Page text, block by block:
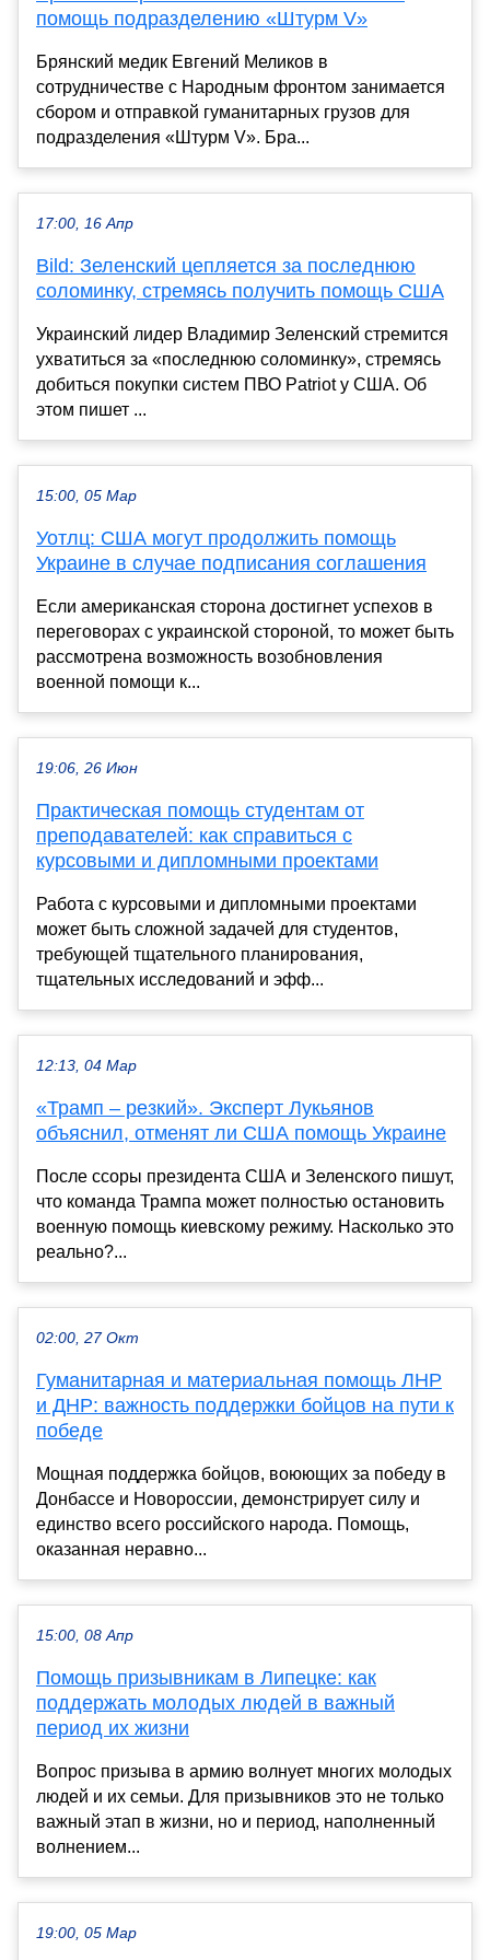
помощь подразделению «Штурм V»
Брянский медик Евгений Меликов в
сотрудничестве с Народным фронтом занимается
сбором и отправкой гуманитарных грузов для
подразделения «Штурм V». Бра...
17:00, 16 Апр
Bild: Зеленский цепляется за последнюю
соломинку, стремясь получить помощь США
Украинский лидер Владимир Зеленский стремится
ухватиться за «последнюю соломинку», стремясь
добиться покупки систем ПВО Patriot у США. Об
этом пишет ...
15:00, 05 Мар
Уотлц: США могут продолжить помощь
Украине в случае подписания соглашения
Если американская сторона достигнет успехов в
переговорах с украинской стороной, то может быть
рассмотрена возможность возобновления
военной помощи к...
19:06, 26 Июн
Практическая помощь студентам от
преподавателей: как справиться с
курсовыми и дипломными проектами
Работа с курсовыми и дипломными проектами
может быть сложной задачей для студентов,
требующей тщательного планирования,
тщательных исследований и эфф...
12:13, 04 Мар
«Трамп – резкий». Эксперт Лукьянов
объяснил, отменят ли США помощь Украине
После ссоры президента США и Зеленского пишут,
что команда Трампа может полностью остановить
военную помощь киевскому режиму. Насколько это
реально?...
02:00, 27 Окт
Гуманитарная и материальная помощь ЛНР
и ДНР: важность поддержки бойцов на пути к
победе
Мощная поддержка бойцов, воюющих за победу в
Донбассе и Новороссии, демонстрирует силу и
единство всего российского народа. Помощь,
оказанная неравно...
15:00, 08 Апр
Помощь призывникам в Липецке: как
поддержать молодых людей в важный
период их жизни
Вопрос призыва в армию волнует многих молодых
людей и их семьи. Для призывников это не только
важный этап в жизни, но и период, наполненный
волнением...
19:00, 05 Мар